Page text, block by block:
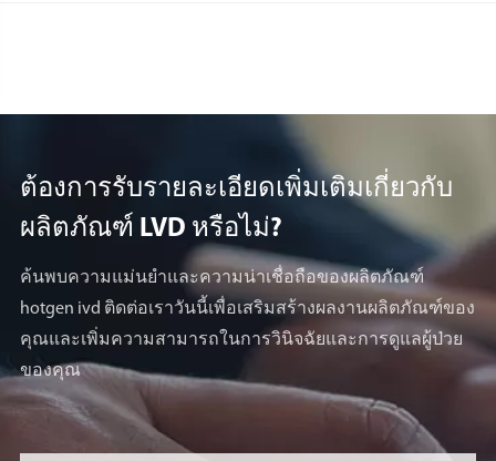
ต้องการรับรายละเอียดเพิ่มเติมเกี่ยวกับ
ผลิตภัณฑ์ LVD หรือไม่?
ค้นพบความแม่นยำและความน่าเชื่อถือของผลิตภัณฑ์
hotgen ivd ติดต่อเราวันนี้เพื่อเสริมสร้างผลงานผลิตภัณฑ์ของ
คุณและเพิ่มความสามารถในการวินิจฉัยและการดูแลผู้ป่วย
ของคุณ